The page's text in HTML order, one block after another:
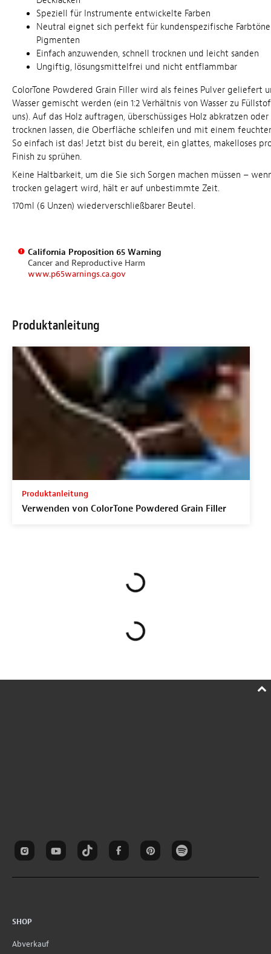
Speziell für Instrumente entwickelte Farben
Neutral eignet sich perfekt für kundenspezifische
Pigmenten
Einfach anzuwenden, schnell trocknen und leicht sanden
Ungiftig, lösungsmittelfrei und nicht entflammbar
ColorTone Powdered Grain Filler wird als feines Pulver geliefert
Wasser gemischt werden (ein 1:2 Verhältnis von Wasser zu
uns). Auf das Holz auftragen, überschüssiges Holz abkratzen
trocknen lassen, die Oberfläche schleifen und mit einem
So einfach ist das! Jetzt bist du bereit, ein glattes, makelloses
Finish zu sprühen.
Keine Haltbarkeit, um die Sie sich Sorgen machen müssen –
trocken gelagert wird, hält er auf unbestimmte Zeit.
170ml (6 Unzen) wiederverschließbarer Beutel.
California Proposition 65 Warning
Cancer and Reproductive Harm
www.p65warnings.ca.gov
Produktanleitung
Produktanleitung
Verwenden von ColorTone Powdered Grain Filler
SHOP
Abverkauf